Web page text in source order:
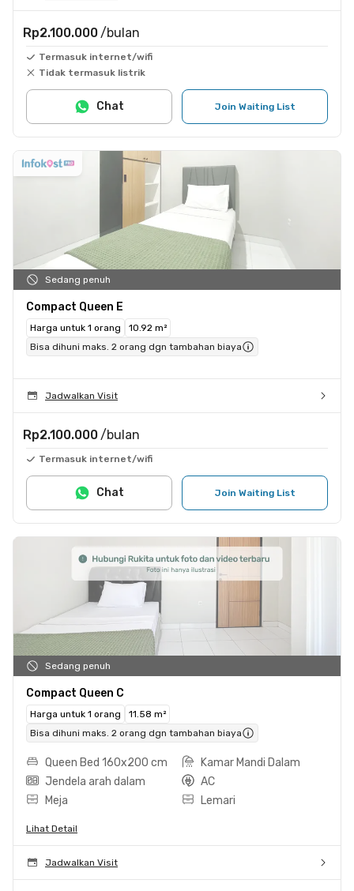
Rp2.100.000 /bulan
Termasuk internet/wifi
Tidak termasuk listrik
Join Waiting List
Chat
Sedang penuh
Compact Queen E
Harga untuk 1 orang
10.92 m²
Bisa dihuni maks. 2 orang dgn tambahan biaya
Jadwalkan Visit
Rp2.100.000 /bulan
Termasuk internet/wifi
Join Waiting List
Chat
Sedang penuh
Compact Queen C
Harga untuk 1 orang
11.58 m²
Bisa dihuni maks. 2 orang dgn tambahan biaya
Queen Bed 160x200 cm
Kamar Mandi Dalam
Jendela arah dalam
AC
Meja
Lemari
Lihat Detail
Jadwalkan Visit